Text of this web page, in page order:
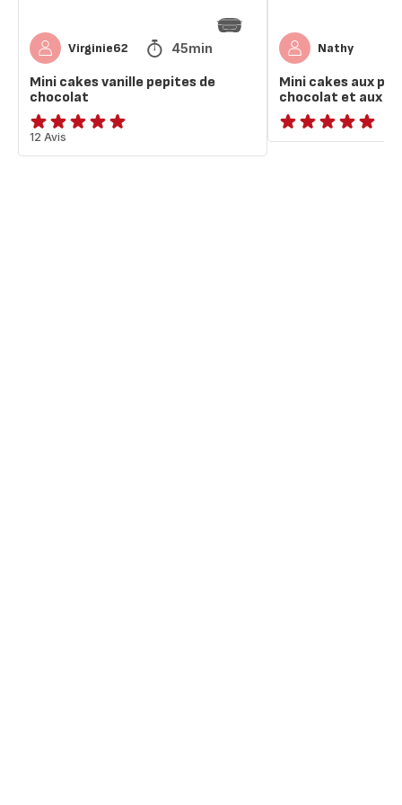
Virginie62 45min
Mini cakes vanille pepites de
chocolat
ratings.4.9
12 Avis
Nathy
Mini cakes aux
chocolat et aux
ratings.NaN